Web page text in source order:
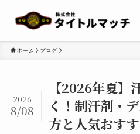
ホーム ブログ
【2026年夏】
く！制汗剤・
方と人気おす
2026
8/08